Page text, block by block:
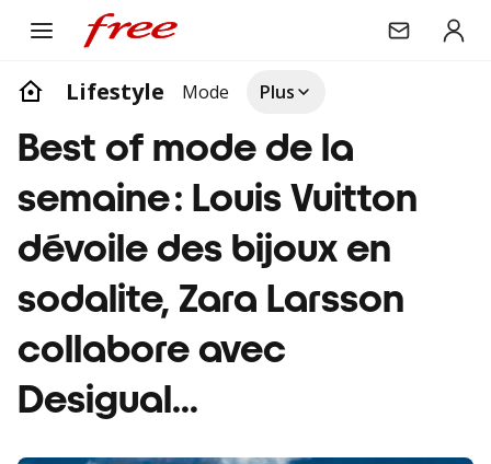
Lifestyle Mode Plus
Best of mode de la
semaine : Louis Vuitton
dévoile des bijoux en
sodalite, Zara Larsson
collabore avec
Desigual…